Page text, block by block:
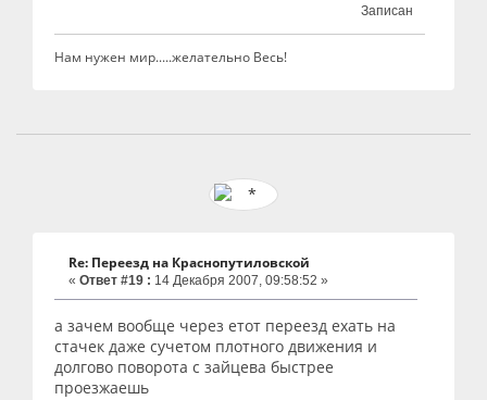
Записан
Нам нужен мир.....желательно Весь!
Re: Переезд на Краснопутиловской
« Ответ #19 : 14 Декабря 2007, 09:58:52 »
а зачем вообще через етот переезд ехать на
стачек даже сучетом плотного движения и
долгово поворота с зайцева быстрее
проезжаешь